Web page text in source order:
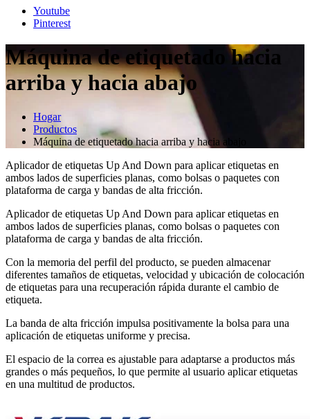
Youtube
Pinterest
Máquina de etiquetado hacia
arriba y hacia abajo
Hogar
Productos
Máquina de etiquetado hacia arriba y hacia abajo
Aplicador de etiquetas Up And Down para aplicar etiquetas en
ambos lados de superficies planas, como bolsas o paquetes con
plataforma de carga y bandas de alta fricción.
Aplicador de etiquetas Up And Down para aplicar etiquetas en
ambos lados de superficies planas, como bolsas o paquetes con
plataforma de carga y bandas de alta fricción.
Con la memoria del perfil del producto, se pueden almacenar
diferentes tamaños de etiquetas, velocidad y ubicación de colocación
de etiquetas para una recuperación rápida durante el cambio de
etiqueta.
La banda de alta fricción impulsa positivamente la bolsa para una
aplicación de etiquetas uniforme y precisa.
El espacio de la correa es ajustable para adaptarse a productos más
grandes o más pequeños, lo que permite al usuario aplicar etiquetas
en una multitud de productos.